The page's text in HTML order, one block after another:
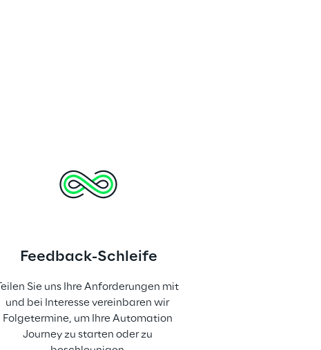
Feedback-Schleife
Teilen Sie uns Ihre Anforderungen mit
und bei Interesse vereinbaren wir
Folgetermine, um Ihre Automation
Journey zu starten oder zu